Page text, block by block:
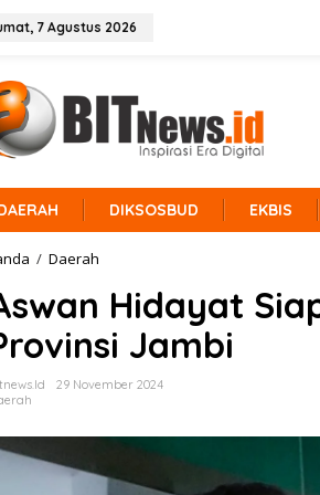
7 Agustus 2026
DIKSOSBUD EKBIS
/ Daerah
n
H
y
t
Hidayat
Jambi
29 November 2024